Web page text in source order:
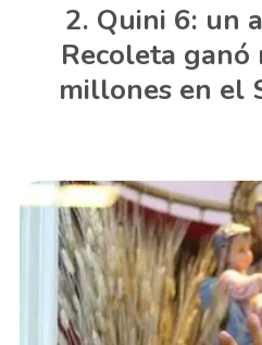
Quini 6: un
Recoleta ganó
millones en el